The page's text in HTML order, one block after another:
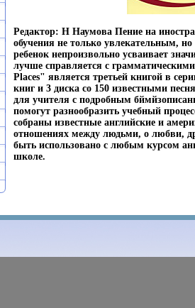
Редактор: Н Наумова Пение на
обучения не только увлекательным,
ребенок непроизвольно усваивает
лучше справляется с
Places" является третьей книгой в
книг и 3 диска со 150 известными
для учителя с подробным
помогут разнообразить учебный
собраны известные английские и
отношениях между людьми, о любви,
быть использовано с любым курсом
школе.